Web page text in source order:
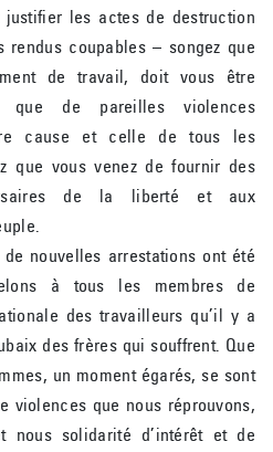
les actes de destruction
rendus coupables – songez que
de travail, doit vous être
que de pareilles violences
cause et celle de tous les
que vous venez de fournir des
de la liberté et aux
nouvelles arrestations ont été
à tous les membres de
des travailleurs qu’il y a
des frères qui souffrent. Que
un moment égarés, se sont
violences que nous réprouvons,
solidarité d’intérêt et de